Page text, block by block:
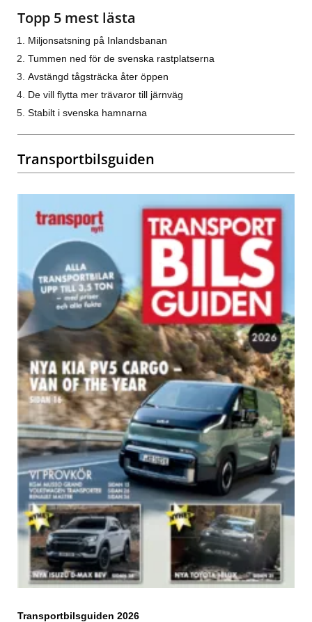
Topp 5 mest lästa
Miljonsatsning på Inlandsbanan
Tummen ned för de svenska rastplatserna
Avstängd tågsträcka åter öppen
De vill flytta mer trävaror till järnväg
Stabilt i svenska hamnarna
Transportbilsguiden
Transportbilsguiden 2026